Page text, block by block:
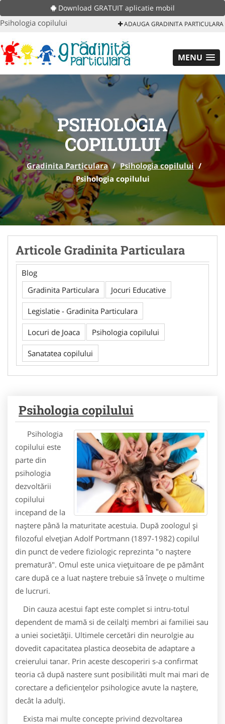
Download GRATUIT aplicatie mobil
Psihologia copilului ADAUGA GRADINITA PARTICULARA
MENU
PSIHOLOGIA
COPILULUI
Gradinita Particulara / Psihologia copilului /
Psihologia copilului
Articole Gradinita Particulara
Blog
Gradinita Particulara
Jocuri Educative
Legislatie - Gradinita Particulara
Locuri de Joaca Psihologia copilului
Sanatatea copilului
Psihologia copilului
Psihologia
copilului este
parte din
psihologia
dezvoltării
copilului
incepand de la
naștere până la maturitate acestuia. După zoologul și
filozoful elvețian Adolf Portmann (1897-1982) copilul
din punct de vedere fiziologic reprezinta "o naștere
prematură". Omul este unica viețuitoare de pe pământ
care după ce a luat naștere trebuie să învețe o multime
de lucruri.
Din cauza acestui fapt este complet si intru-totul
dependent de mamă si de ceilalți membri ai familiei sau
a uniei societății. Ultimele cercetări din neurolgie au
dovedit capacitatea plastica deosebita de adaptare a
creierului tanar. Prin aceste descoperiri s-a confirmat
teoria că după nastere sunt posibilităti mult mai mari de
corectare a deficiențelor psihologice avute la naștere,
decât la adulți.
Exista mai multe concepte privind dezvoltarea